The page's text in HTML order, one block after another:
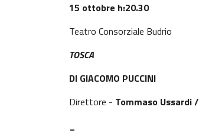
15 ottobre h:20.30
Teatro Consorziale Budrio
TOSCA
DI GIACOMO PUCCINI
Direttore - Tommaso Ussardi /